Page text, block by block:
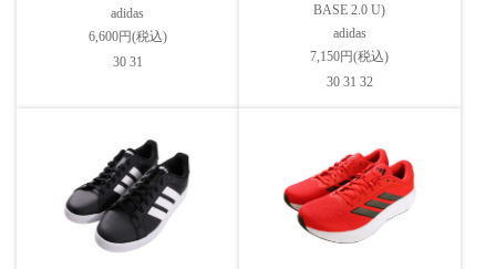
adidas
6,600円(税込)
30 31
BASE 2.0 U)
adidas
7,150円(税込)
30 31 32